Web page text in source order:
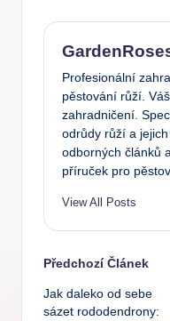
Profesionální
pěstování růží.
zahradničení.
odrůdy růží a
odborných článků
příruček pro
View All Posts
Post
navigation
Předchozí Článek
Jak daleko od sebe
sázet rododendrony: